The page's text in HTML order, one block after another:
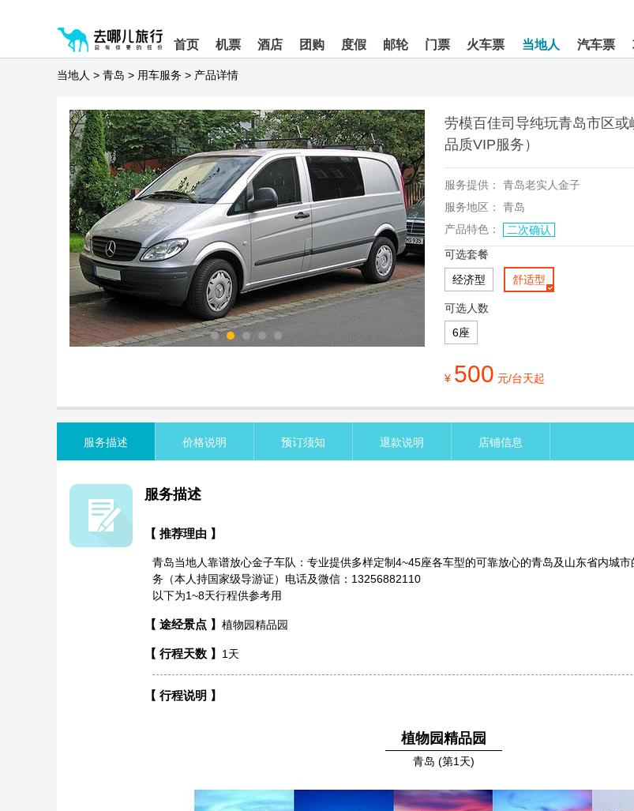
您
入
首页 机票 酒店 团购 度假 邮轮 门票 火车票 当地人 汽车票
您
开
当地人 > 青岛 > 用车服务 > 产品详情
劳模百佳司导纯玩青岛市区
品质VIP服务）
服务提供：
青岛老实人金子
服务地区：
青岛
产品特色：
二次确认
可选套餐
经济型
舒适型
可选人数
6座
¥ 500 元/台天起
服务描述 价格说明 预订须知 退款说明 店铺信息
服务描述
【 推荐理由 】
青岛当地人靠谱放心金子车队：专业提供多样定制4~45座各车型的可靠放心的青岛及山东省内城市
务（本人持国家级导游证）电话及微信：13256882110
以下为1~8天行程供参考用
【 途经景点 】 植物园精品园
【 行程天数 】 1天
【 行程说明 】
植物园精品园
青岛 (第1天)